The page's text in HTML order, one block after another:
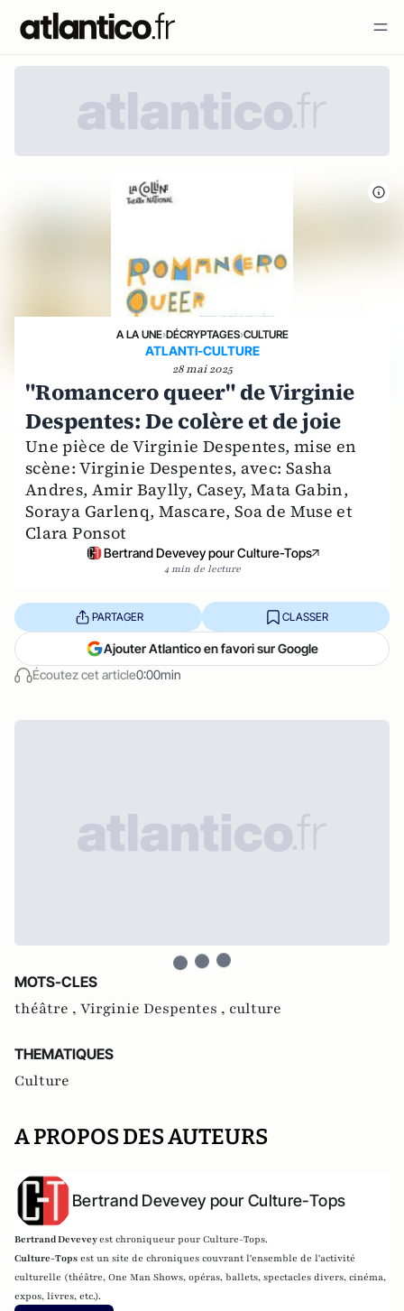
A LA UNE›DÉCRYPTAGES›CULTURE
ATLANTI-CULTURE
28 mai 2025
"Romancero queer" de Virginie
Despentes: De colère et de joie
Une pièce de Virginie Despentes, mise en
scène: Virginie Despentes, avec: Sasha
Andres, Amir Baylly, Casey, Mata Gabin,
Soraya Garlenq, Mascare, Soa de Muse et
Clara Ponsot
Bertrand Devevey pour Culture-Tops
4 min de lecture
Écoutez cet article0:00min
PARTAGER CLASSER
Ajouter Atlantico en favori sur Google
MOTS-CLES
théâtre , Virginie Despentes , culture
THEMATIQUES
Culture
A PROPOS DES AUTEURS
Bertrand Devevey pour Culture-Tops
Bertrand Deveveyest chroniqueur pour Culture-Tops.
Culture-Tops est un site de chroniques couvrant l'ensemble de l'activité
culturelle (théâtre, One Man Shows, opéras, ballets, spectacles divers, cinéma,
expos, livres, etc.).